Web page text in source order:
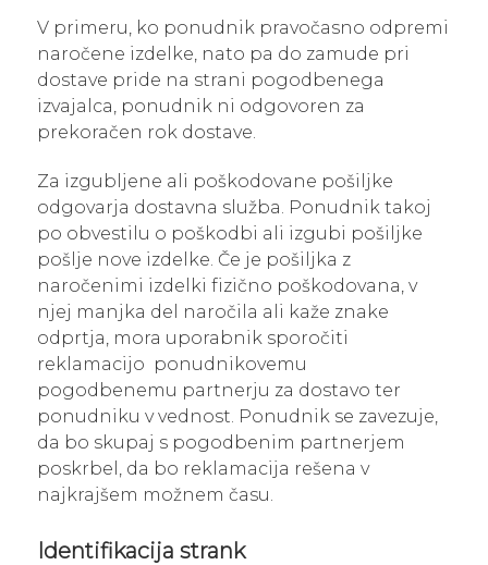
V primeru, ko ponudnik pravočasno odpremi
naročene izdelke, nato pa do zamude pri
dostave pride na strani pogodbenega
izvajalca, ponudnik ni odgovoren za
prekoračen rok dostave.
Za izgubljene ali poškodovane pošiljke
odgovarja dostavna služba. Ponudnik takoj
po obvestilu o poškodbi ali izgubi pošiljke
pošlje nove izdelke. Če je pošiljka z
naročenimi izdelki fizično poškodovana, v
njej manjka del naročila ali kaže znake
odprtja, mora uporabnik sporočiti
reklamacijo ponudnikovemu
pogodbenemu partnerju za dostavo ter
ponudniku v vednost. Ponudnik se zavezuje,
da bo skupaj s pogodbenim partnerjem
poskrbel, da bo reklamacija rešena v
najkrajšem možnem času.
Identifikacija strank